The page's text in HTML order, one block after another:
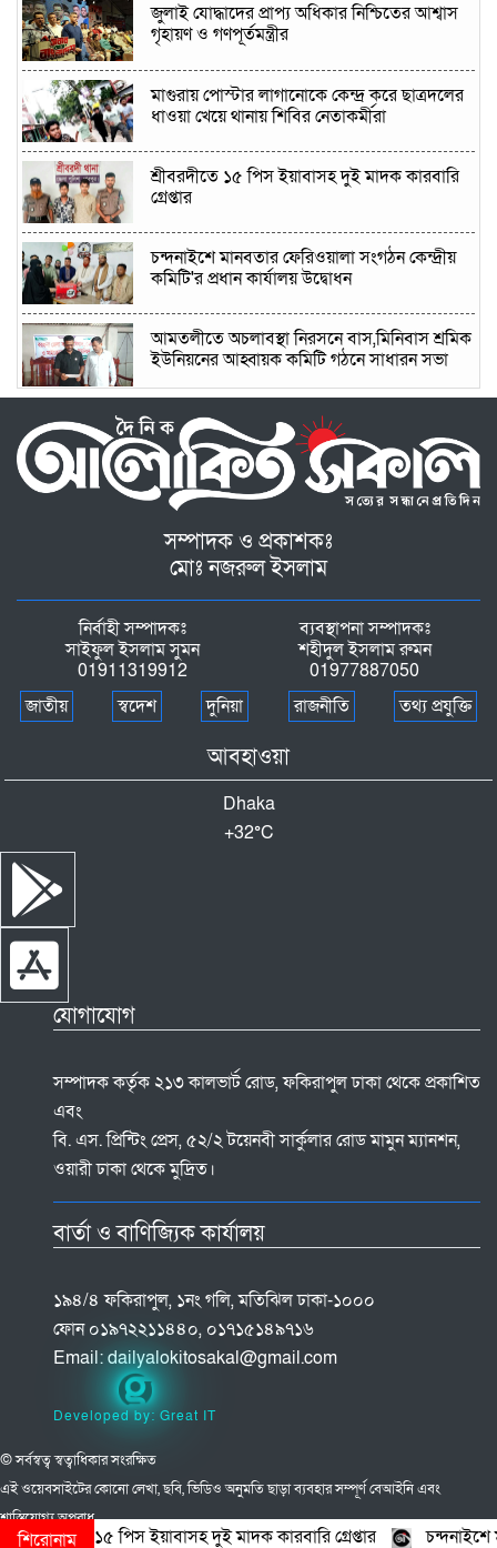
শিরোনাম১৫ পিস ইয়াবাসহ দুই মাদক কারবারি গ্রেপ্তার চন্দনাইশে
জুলাই যোদ্ধাদের প্রাপ্য অধিকার নিশ্চিতের আশ্বাস
গৃহায়ণ ও গণপূর্তমন্ত্রীর
মাগুরায় পোস্টার লাগানোকে কেন্দ্র করে ছাত্রদলের
ধাওয়া খেয়ে থানায় শিবির নেতাকর্মীরা
শ্রীবরদীতে ১৫ পিস ইয়াবাসহ দুই মাদক কারবারি
গ্রেপ্তার
চন্দনাইশে মানবতার ফেরিওয়ালা সংগঠন কেন্দ্রীয়
কমিটি'র প্রধান কার্যালয় উদ্বোধন
আমতলীতে অচলাবস্থা নিরসনে বাস,মিনিবাস শ্রমিক
ইউনিয়নের আহ্বায়ক কমিটি গঠনে সাধারন সভা
আড়াইহাজারে দুপ্তরা ইউনিয়নের চেয়ারম্যান পদে
শহীদুল ইসলাম শহীদের নির্বাচনীর সালাম ও সমর্থন
প্রত্যাশী
গজারিয়ায় ১৩ বছরের কিশোরীকে ধর্ষণের
কোস্ট গার্ডের অভিযানে লালমোহনে ৪৮ পিস
ইয়াবাসহ মাদক কারবারি আটক
ফুলপুরে পরিষ্কার পরিচ্ছন্নতা অভিযান অনুষ্ঠিত
পিয়ারাপুর উচ্চ বিদ্যালয়ের প্রধান শিক্ষককে
হত্যাচেষ্টার অভিযোগে দুই আসামি গ্রেপ্তার
মোহনগঞ্জে উদীচীর হাওর ভ্রমণ ও উকিল মুন্সী স্মৃতি
সম্পাদক ও প্রকাশকঃ
মোঃ নজরুল ইসলাম
নির্বাহী সম্পাদকঃ
সাইফুল ইসলাম সুমন
01911319912
ব্যবস্থাপনা সম্পাদকঃ
শহীদুল ইসলাম রুমন
01977887050
জাতীয়
স্বদেশ দুনিয়া রাজনীতি তথ্য প্রযুক্তি
আবহাওয়া
Dhaka
+32°C
যোগাযোগ
সম্পাদক কর্তৃক ২১৩ কালভার্ট রোড, ফকিরাপুল ঢাকা থেকে প্রকাশিত
এবং
বি. এস. প্রিন্টিং প্রেস, ৫২/২ টয়েনবী সার্কুলার রোড মামুন ম্যানশন,
ওয়ারী ঢাকা থেকে মুদ্রিত।
বার্তা ও বাণিজ্যিক কার্যালয়
১৯৪/৪ ফকিরাপুল, ১নং গলি, মতিঝিল ঢাকা-১০০০
ফোন ০১৯৭২২১১৪৪০, ০১৭১৫১৪৯৭১৬
Email:dailyalokitosakal@gmail.com
Developed by: Great IT
© সর্বস্বত্ব স্বত্বাধিকার সংরক্ষিত
এই ওয়েবসাইটের কোনো লেখা, ছবি, ভিডিও অনুমতি ছাড়া ব্যবহার সম্পূর্ণ বেআইনি এবং
শাস্তিযোগ্য অপরাধ